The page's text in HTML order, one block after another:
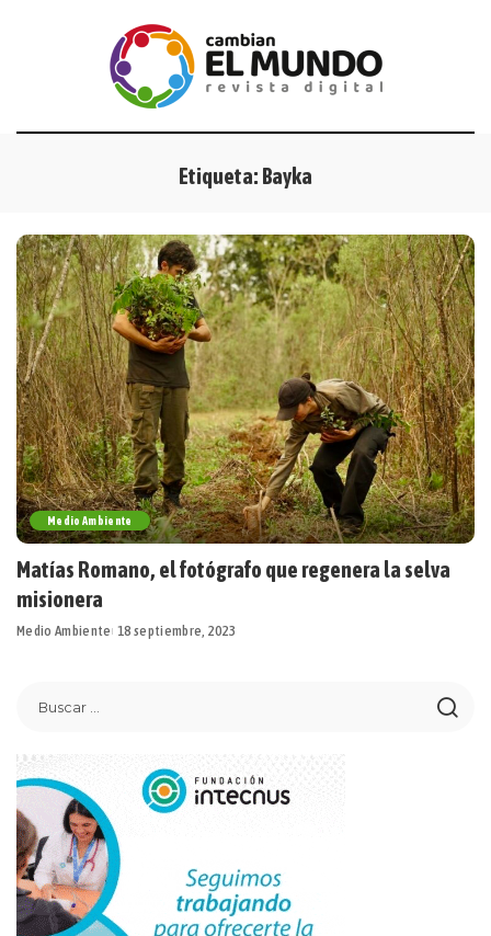
Etiqueta: Bayka
Medio Ambiente
Matías Romano, el fotógrafo que regenera la selva
misionera
Medio Ambiente 18 septiembre, 2023